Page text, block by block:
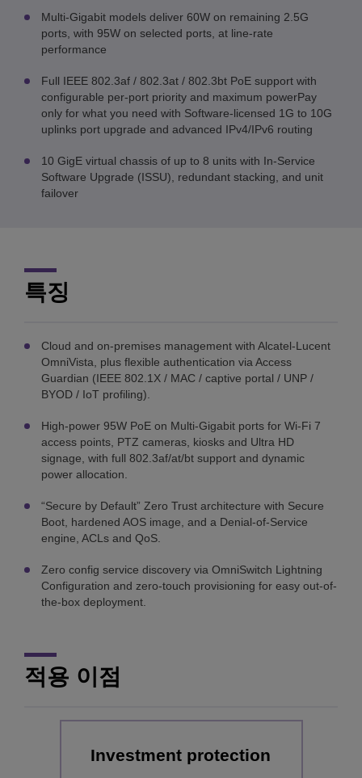
Multi-Gigabit models deliver 60W on remaining 2.5G
ports, with 95W on selected ports, at line-rate
performance
Full IEEE 802.3af / 802.3at / 802.3bt PoE support with
configurable per-port priority and maximum powerPay
only for what you need with Software-licensed 1G to 10G
uplinks port upgrade and advanced IPv4/IPv6 routing
10 GigE virtual chassis of up to 8 units with In-Service
Software Upgrade (ISSU), redundant stacking, and unit
failover
특징
Cloud and on-premises management with Alcatel-Lucent
OmniVista, plus flexible authentication via Access
Guardian (IEEE 802.1X / MAC / captive portal / UNP /
BYOD / IoT profiling).
High-power 95W PoE on Multi-Gigabit ports for Wi-Fi 7
access points, PTZ cameras, kiosks and Ultra HD
signage, with full 802.3af/at/bt support and dynamic
power allocation.
“Secure by Default” Zero Trust architecture with Secure
Boot, hardened AOS image, and a Denial-of-Service
engine, ACLs and QoS.
Zero config service discovery via OmniSwitch Lightning
Configuration and zero-touch provisioning for easy out-of-
the-box deployment.
적용 이점
Investment protection